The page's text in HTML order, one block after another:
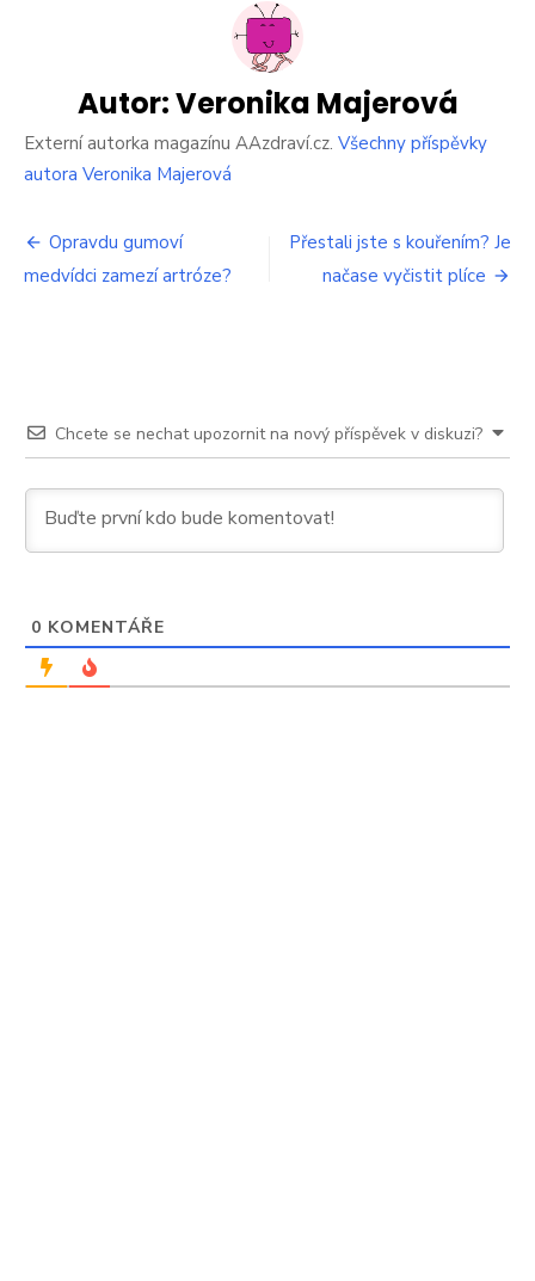
početím?
vině
mohou
být
diety
Autor:Veronika Majerová
Externí autorka magazínu AAzdraví.cz. Všechny příspěvky
autora Veronika Majerová
Navigace
pro
Opravdu gumoví
medvídci zamezí artróze?
Přestali jste s kouřením? Je
načase vyčistit plíce
Chcete se nechat upozornit na nový příspěvek v diskuzi?
0 KOMENTÁŘE